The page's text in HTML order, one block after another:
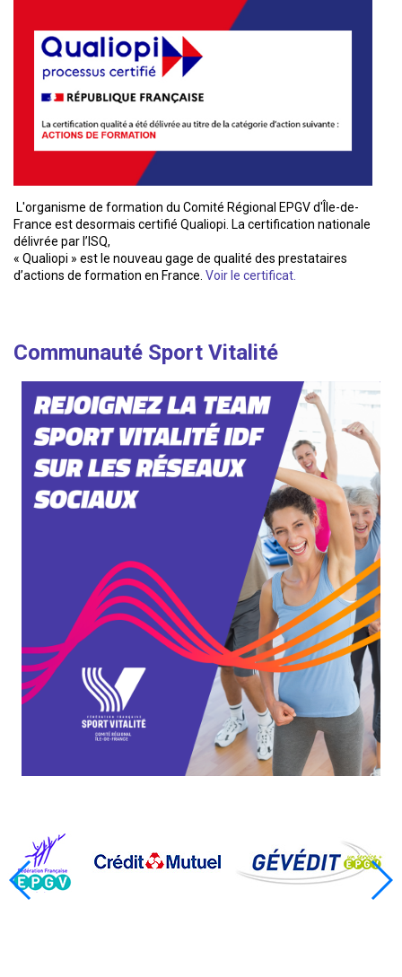
L'organisme de formation du Comité Régional EPGV d'Île-de-
France est desormais certifié Qualiopi. La certification nationale
délivrée par l’ISQ,
« Qualiopi » est le nouveau gage de qualité des prestataires
d’actions de formation en France. Voir le certificat.
Communauté Sport Vitalité